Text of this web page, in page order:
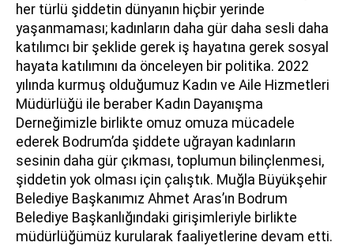
her türlü şiddetin dünyanın hiçbir yerinde
yaşanmaması; kadınların daha gür daha sesli daha
katılımcı bir şeklide gerek iş hayatına gerek sosyal
hayata katılımını da önceleyen bir politika. 2022
yılında kurmuş olduğumuz Kadın ve Aile Hizmetleri
Müdürlüğü ile beraber Kadın Dayanışma
Derneğimizle birlikte omuz omuza mücadele
ederek Bodrum’da şiddete uğrayan kadınların
sesinin daha gür çıkması, toplumun bilinçlenmesi,
şiddetin yok olması için çalıştık. Muğla Büyükşehir
Belediye Başkanımız Ahmet Aras’ın Bodrum
Belediye Başkanlığındaki girişimleriyle birlikte
müdürlüğümüz kurularak faaliyetlerine devam etti.